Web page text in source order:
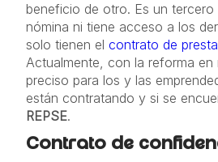
beneficio de otro. Es un
nómina ni tiene acceso a los
solo tienen el contrato de
Actualmente, con la reforma en
preciso para los y las
están contratando y si se
REPSE.
Contrato de